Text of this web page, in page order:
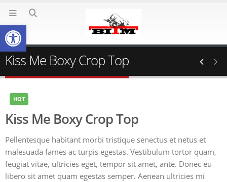
Kiss Me Boxy Crop Top
HOT
Kiss Me Boxy Crop Top
Pellentesque habitant morbi tristique senectus et netus et
malesuada fames ac turpis egestas. Vestibulum tortor quam,
feugiat vitae, ultricies eget, tempor sit amet, ante. Donec eu
libero sit amet quam egestas semper. Aenean ultricies mi
Deschide bara de unelte